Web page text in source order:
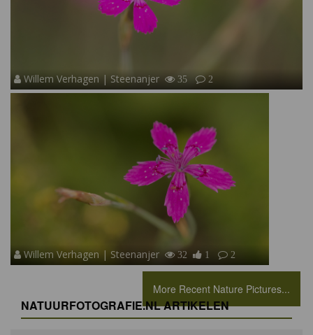
Willem Verhagen | Steenanjer 35 2
Willem Verhagen | Steenanjer 32 1 2
More Recent Nature Pictures...
NATUURFOTOGRAFIE.NL ARTIKELEN